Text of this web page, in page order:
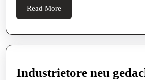
Read More
More
Industrietore neu